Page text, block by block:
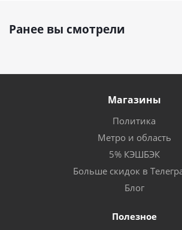
Ранее вы смотрели
Магазины
Политика
Метро и область
5% КЭШБЭК
Больше скидок в
Блог
Полезное